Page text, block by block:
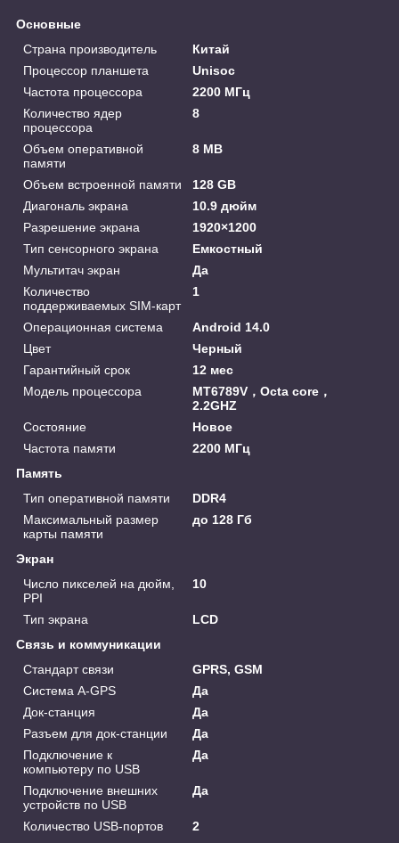
Основные
Страна производитель
Китай
Процессор планшета
Unisoc
Частота процессора
2200 МГц
Количество ядер
процессора
8
Объем оперативной
памяти
8 MB
Объем встроенной памяти
128 GB
Диагональ экрана
10.9 дюйм
Разрешение экрана
1920×1200
Тип сенсорного экрана
Емкостный
Мультитач экран
Да
Количество
поддерживаемых SIM-карт
1
Операционная система
Android 14.0
Цвет
Черный
Гарантийный срок
12 мес
Модель процессора
MT6789V，Octa core，
2.2GHZ
Состояние
Новое
Частота памяти
2200 МГц
Память
Тип оперативной памяти
DDR4
Максимальный размер
карты памяти
до 128 Гб
Экран
Число пикселей на дюйм,
PPI
10
Тип экрана
LCD
Связь и коммуникации
Стандарт связи
GPRS, GSM
Система A-GPS
Да
Док-станция
Да
Разъем для док-станции
Да
Подключение к
компьютеру по USB
Да
Подключение внешних
устройств по USB
Да
Количество USB-портов
2